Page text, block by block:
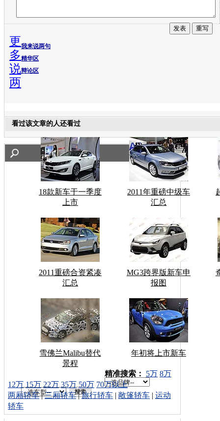
我来说两句
精华区
辩论区
更
多
说
两
看过该文章的人还看过
18款新车于一季度
上市
2011年重磅中级车
汇总
2011重磅合资紧凑
汇总
MG3跨界版新车申
报图
雪佛兰Malibu替代
景程
年初将上市新车
车型搜索：
精准搜索： 5万 8万
12万 15万 22万 35万 50万 70万以上
两厢轿车|三厢轿车|旅行轿车 | 敞篷轿车 | 运动
轿车